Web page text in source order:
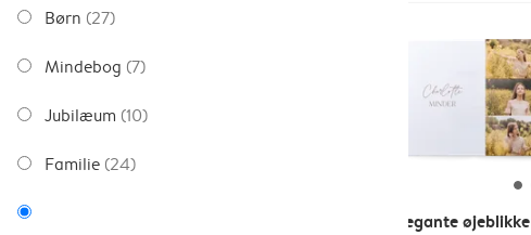
Børn (27)
Mindebog (7)
Jubilæum (10)
Familie (24)
Elegante øjeblikke